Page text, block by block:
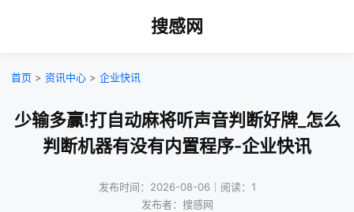
搜感网
首页 > 资讯中心 > 企业快讯
少输多赢!打自动麻将听声音判断好牌_怎么
判断机器有没有内置程序-企业快讯
发布时间：2026-08-06｜阅读：1
发布者：搜感网